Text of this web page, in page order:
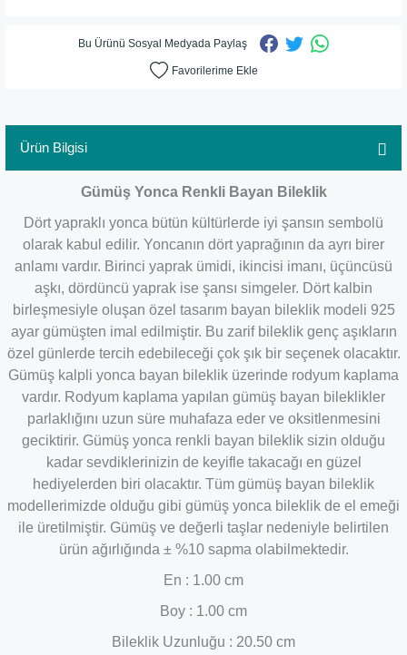
Bu Ürünü Sosyal Medyada Paylaş
Ürün Bilgisi
Gümüş Yonca Renkli Bayan Bileklik
Dört yapraklı yonca bütün kültürlerde iyi şansın sembolü
olarak kabul edilir. Yoncanın dört yaprağının da ayrı birer
anlamı vardır. Birinci yaprak ümidi, ikincisi imanı, üçüncüsü
aşkı, dördüncü yaprak ise şansı simgeler. Dört kalbin
birleşmesiyle oluşan özel tasarım bayan bileklik modeli 925
ayar gümüşten imal edilmiştir. Bu zarif bileklik genç aşıkların
özel günlerde tercih edebileceği çok şık bir seçenek olacaktır.
Gümüş kalpli yonca bayan bileklik üzerinde rodyum kaplama
vardır. Rodyum kaplama yapılan gümüş bayan bileklikler
parlaklığını uzun süre muhafaza eder ve oksitlenmesini
geciktirir. Gümüş yonca renkli bayan bileklik sizin olduğu
kadar sevdiklerinizin de keyifle takacağı en güzel
hediyelerden biri olacaktır. Tüm gümüş bayan bileklik
modellerimizde olduğu gibi gümüş yonca bileklik de el emeği
ile üretilmiştir. Gümüş ve değerli taşlar nedeniyle belirtilen
ürün ağırlığında ± %10 sapma olabilmektedir.
En : 1.00 cm
Boy : 1.00 cm
Bileklik Uzunluğu : 20.50 cm